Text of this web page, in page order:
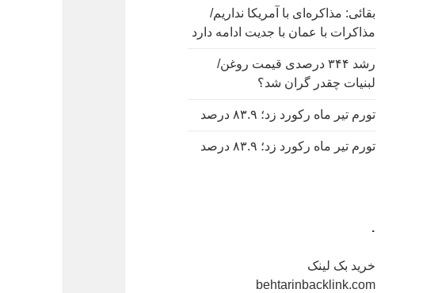
بقائی: مذاکره‌ای با آمریکا نداریم/
مذاکرات با عمان با جدیت ادامه دارد
رشد ۳۴۴ درصدی قیمت روغن/
لبنیات چقدر گران شد؟
تورم تیر ماه رکورد زد؛ ۸۳.۹ درصد
تورم تیر ماه رکورد زد؛ ۸۳.۹ درصد
.
خرید بک لینک
behtarinbacklink.com